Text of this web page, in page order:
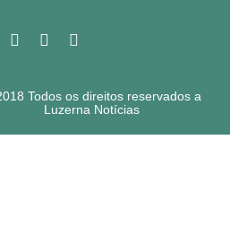
Todos os direitos reservados a
Luzerna Notícias